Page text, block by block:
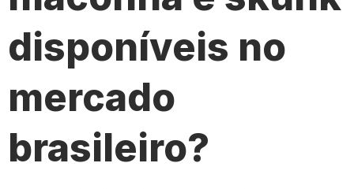
disponíveis no
mercado
brasileiro?